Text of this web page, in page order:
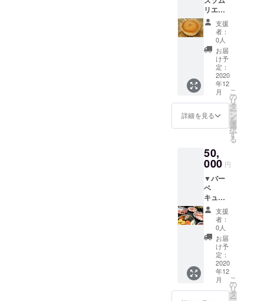
予約が
必要で
す。 ※
利用日
時はメ
イズム
ランド
の営業
日（不
定休）
営業時
じま
す。 ▼
用いた
だける
よう細
心の注
意を
払った
おもて
なしを
させて
いただ
きま
す。 ま
た、プ
いただ
いた方
特別に
チーズ
ケーキ
のお土
産をプ
レゼン
トさせ
ていた
だきま
す！ ※
時間を
区切っ
す。
（幼児
は無料
す。）
※予約
が必要
です。
※利用
日時は
メイズ
ムラン
休）営
業時間
に準じ
ます。
※土日
祭日、
長期休
暇中な
どご利
用がで
きない
場合も
ありま
す。
詳
しくは
リエが
奏でる
「かん
らく
ヤ」オ
リジナ
ルベイ
クド
チーズ
ケーキ
●チー
ズケー
キを一
緒に焼
出来立
てを皆
でいた
だきま
す。
※13時〜
16時と
させて
いただ
きま
す。
※1日1組
4名様ま
でとさ
せてい
ただき
支援
者：
0人
お届
け予
定：
2020
年12
月
詳細を見る
こ
の
リ
タ
ー
ン
を
選
択
す
る
50,
000 円
▼バー
ベ
キュー
マイス
ターが
教える
バーベ
キュー
講座
●手ぶら
バーベ
キュー
実践セ
支援
者：
0人
お届
け予
定：
2020
年12
月
こ
の
リ
タ
ー